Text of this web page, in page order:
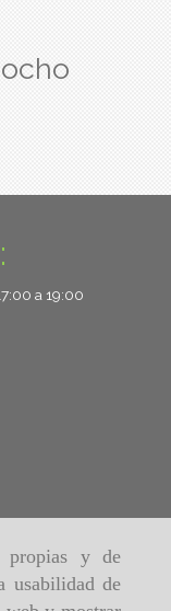
propias y de
usabilidad de
a 19:00